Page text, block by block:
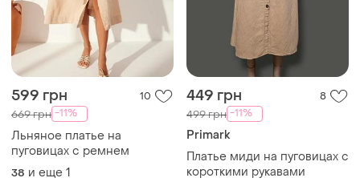
599 грн 10
669 грн -11%
Льняное платье на
пуговицах с ремнем
38 и еще 1
449 грн 8
499 грн -11%
Primark
Платье миди на пуговицах с
короткими рукавами